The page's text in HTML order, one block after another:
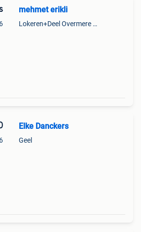
mehmet erikli
Lokeren+Deel Overmere En Zele
Elke Danckers
Geel